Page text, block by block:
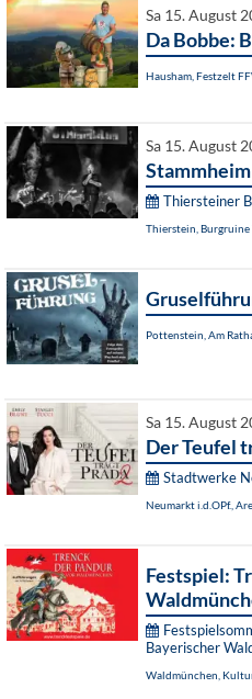
Sa 15. August
Da Bobbe:
Hausham, Festzelt
Sa 15. August
Stammheim
Thiersteiner
Thierstein,
Pottenstein, Am
Sa 15. August
Der Teufel
Stadtwerke
Neumarkt i.d.OPf.,
Festspiel:
Bayerischer
Waldmünchen,